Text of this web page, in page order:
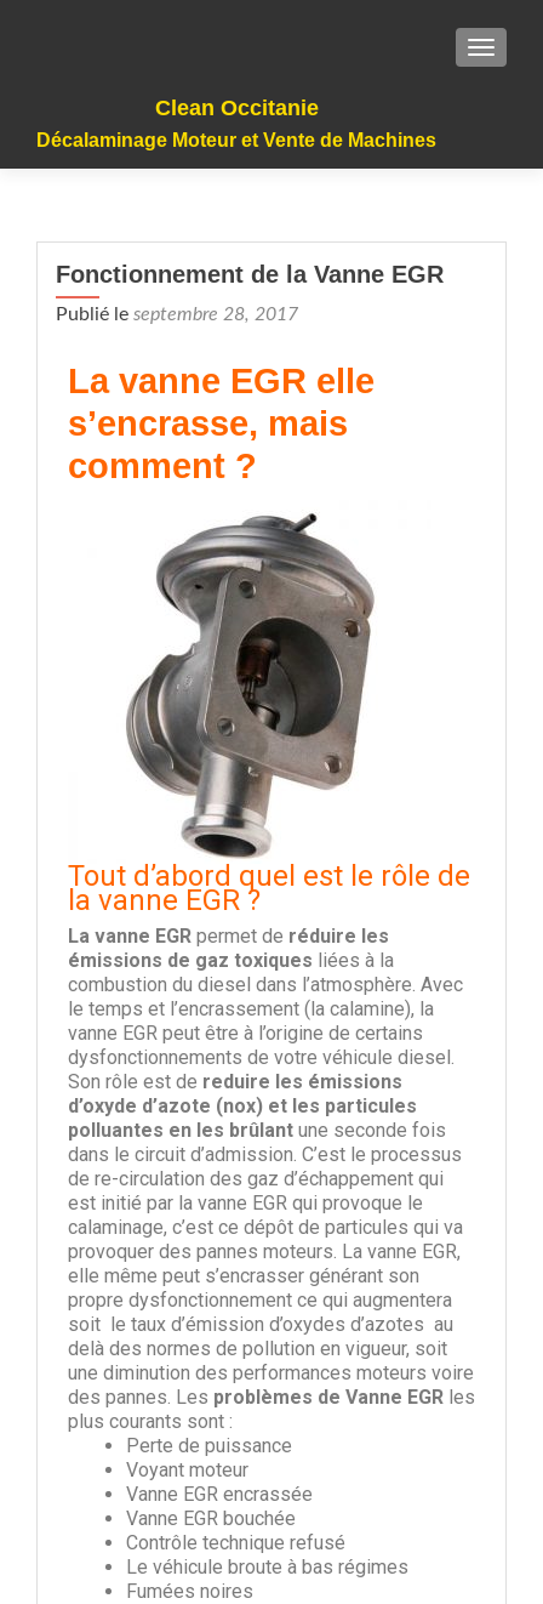
Clean Occitanie
Décalaminage Moteur et Vente de Machines
Fonctionnement de la Vanne EGR
Publié le septembre 28, 2017
La vanne EGR elle
s’encrasse, mais
comment ?
Tout d’abord quel est le rôle de
la vanne EGR ?
La vanne EGR permet de réduire les
émissions de gaz toxiques liées à la
combustion du diesel dans l’atmosphère. Avec
le temps et l’encrassement (la calamine), la
vanne EGR peut être à l’origine de certains
dysfonctionnements de votre véhicule diesel.
Son rôle est de reduire les émissions
d’oxyde d’azote (nox) et les particules
polluantes en les brûlant une seconde fois
dans le circuit d’admission. C’est le processus
de re-circulation des gaz d’échappement qui
est initié par la vanne EGR qui provoque le
calaminage, c’est ce dépôt de particules qui va
provoquer des pannes moteurs. La vanne EGR,
elle même peut s’encrasser générant son
propre dysfonctionnement ce qui augmentera
soit le taux d’émission d’oxydes d’azotes au
delà des normes de pollution en vigueur, soit
une diminution des performances moteurs voire
des pannes. Les problèmes de Vanne EGR les
plus courants sont :
Perte de puissance
Voyant moteur
Vanne EGR encrassée
Vanne EGR bouchée
Contrôle technique refusé
Le véhicule broute à bas régimes
Fumées noires